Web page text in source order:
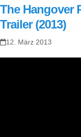
The Hangover
Trailer (2013)
12. März 2013